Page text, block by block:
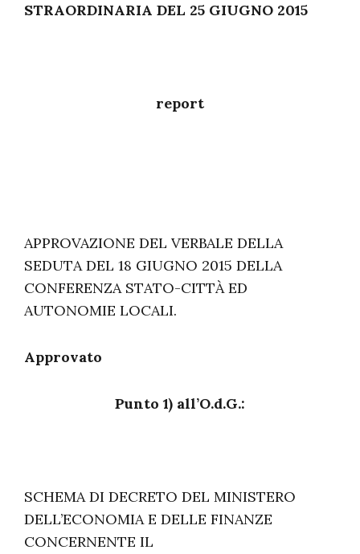
STRAORDINARIA DEL 25 GIUGNO 2015
report
APPROVAZIONE DEL VERBALE DELLA
SEDUTA DEL 18 GIUGNO 2015 DELLA
CONFERENZA STATO-CITTÀ ED
AUTONOMIE LOCALI.
Approvato
Punto 1) all’O.d.G.:
SCHEMA DI DECRETO DEL MINISTERO
DELL’ECONOMIA E DELLE FINANZE
CONCERNENTE IL